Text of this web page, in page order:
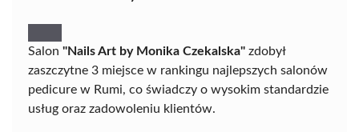
Salon "Nails Art by Monika Czekalska" zdobył
zaszczytne 3 miejsce w rankingu najlepszych salonów
pedicure w Rumi, co świadczy o wysokim standardzie
usług oraz zadowoleniu klientów.